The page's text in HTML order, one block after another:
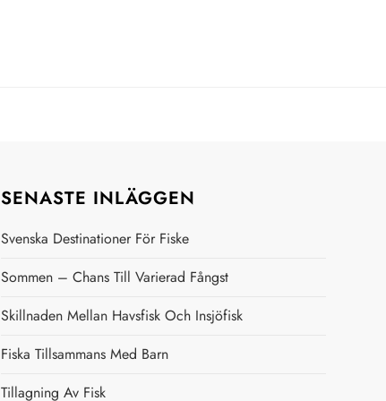
SENASTE INLÄGGEN
Svenska Destinationer För Fiske
Sommen – Chans Till Varierad Fångst
Skillnaden Mellan Havsfisk Och Insjöfisk
Fiska Tillsammans Med Barn
Tillagning Av Fisk